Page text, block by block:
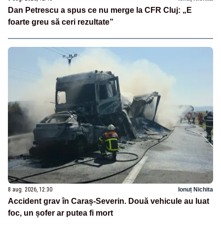
Dan Petrescu a spus ce nu merge la CFR Cluj: „E
foarte greu să ceri rezultate”
8 aug. 2026, 12:30 Ionuț Nichita
Accident grav în Caraș-Severin. Două vehicule au luat
foc, un șofer ar putea fi mort